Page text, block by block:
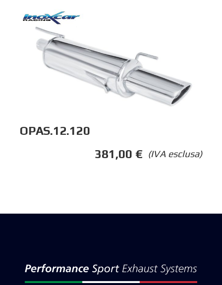
OPAS.12.120
(IVA esclusa)
381,00 €